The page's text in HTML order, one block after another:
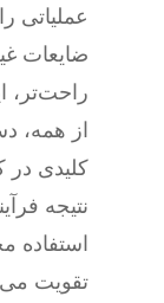
عملیاتی
ضایعات
راحت‌تر،
از همه،
کلیدی در
نتیجه
استفاده
تقویت می